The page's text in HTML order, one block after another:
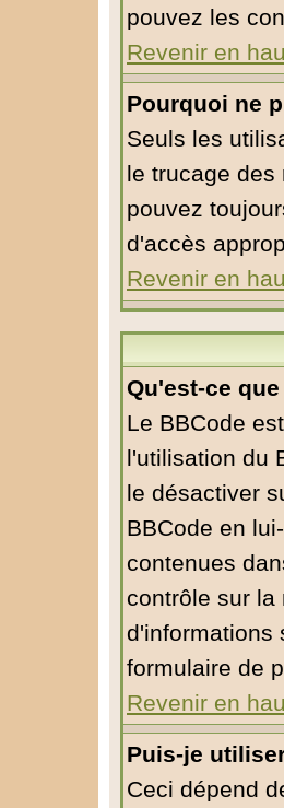
pouvez les
Revenir en
Pourquoi ne
Seuls les
le trucage
pouvez
d'accès
Revenir en
Qu'est-ce
Le BBCode
l'utilisation du
le désactiver
BBCode en
contenues
contrôle sur la
d'informations
formulaire de
Revenir en
Puis-je
Ceci dépend